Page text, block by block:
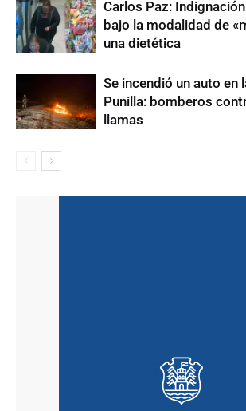
Carlos Paz:
bajo la modalidad de
una dietética
Se incendió un auto en
Punilla: bomberos
llamas